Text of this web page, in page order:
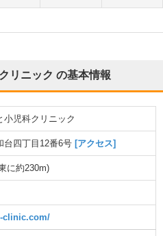
リニック の基本情報
小児科クリニック
台四丁目12番6号 [アクセス]
に約230m)
clinic.com/